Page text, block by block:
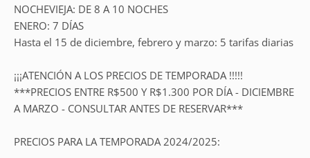
NOCHEVIEJA: DE 8 A 10 NOCHES
ENERO: 7 DÍAS
Hasta el 15 de diciembre, febrero y marzo: 5 tarifas diarias
¡¡¡ATENCIÓN A LOS PRECIOS DE TEMPORADA !!!!!
***PRECIOS ENTRE R$500 Y R$1.300 POR DÍA - DICIEMBRE
A MARZO - CONSULTAR ANTES DE RESERVAR***
PRECIOS PARA LA TEMPORADA 2024/2025: